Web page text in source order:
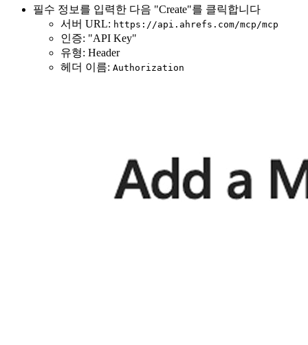
필수 정보를 입력한 다음 "Create"를 클릭합니다
서버 URL: https://api.ahrefs.com/mcp/mcp
인증: "API Key"
유형: Header
헤더 이름: Authorization